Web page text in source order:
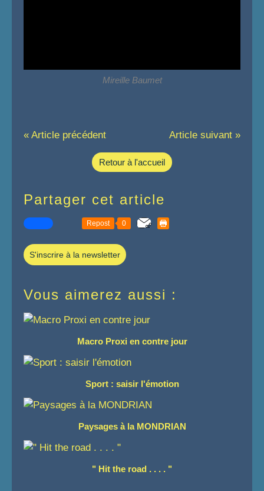
Mireille Baumet
« Article précédent Article suivant »
Retour à l'accueil
Partager cet article
Repost 0
S'inscrire à la newsletter
Vous aimerez aussi :
Macro Proxi en contre jour
Sport : saisir l'émotion
Paysages à la MONDRIAN
" Hit the road . . . . "